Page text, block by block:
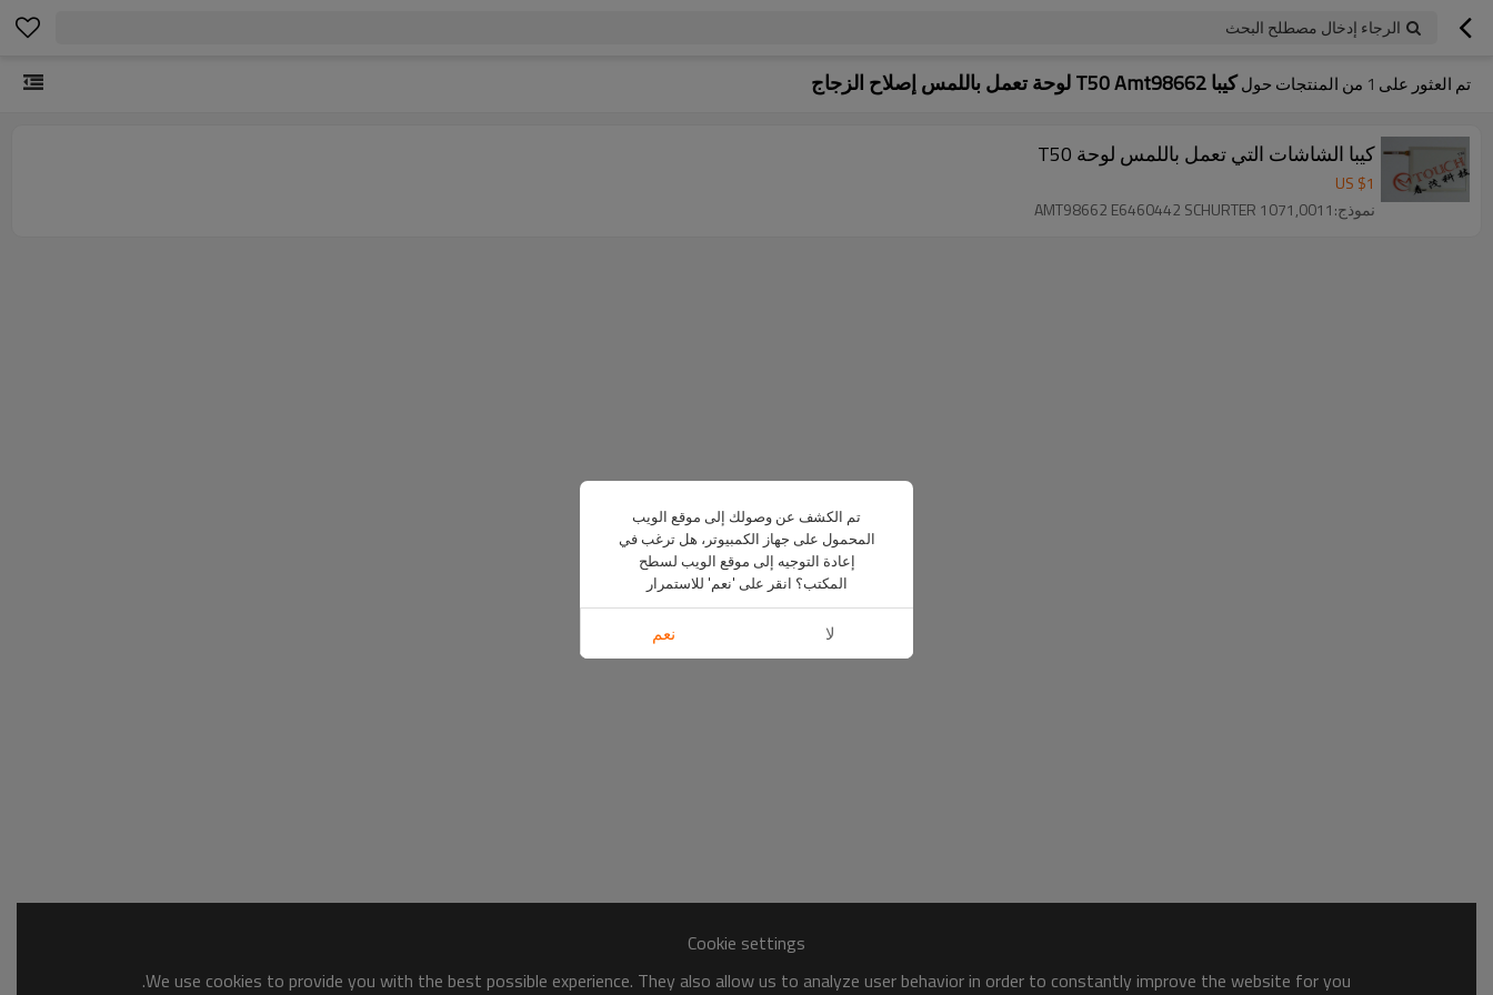
الرجاء إدخال مصطلح البحث
تم العثور على 1 من المنتجات حولكيبا T50 Amt98662 لوحة تعمل باللمس إصلاح الزجاج
كيبا الشاشات التي تعمل باللمس لوحة T50
US $1
نموذج:AMT98662 E6460442 SCHURTER 1071,0011
Cookie settings
We use cookies to provide you with the best possible experience. They also allow us to analyze user behavior in order to constantly improve the website for you.
تم الكشف عن وصولك إلى موقع الويب
المحمول على جهاز الكمبيوتر، هل ترغب في
إعادة التوجيه إلى موقع الويب لسطح
المكتب؟ انقر على 'نعم' للاستمرار
لا نعم